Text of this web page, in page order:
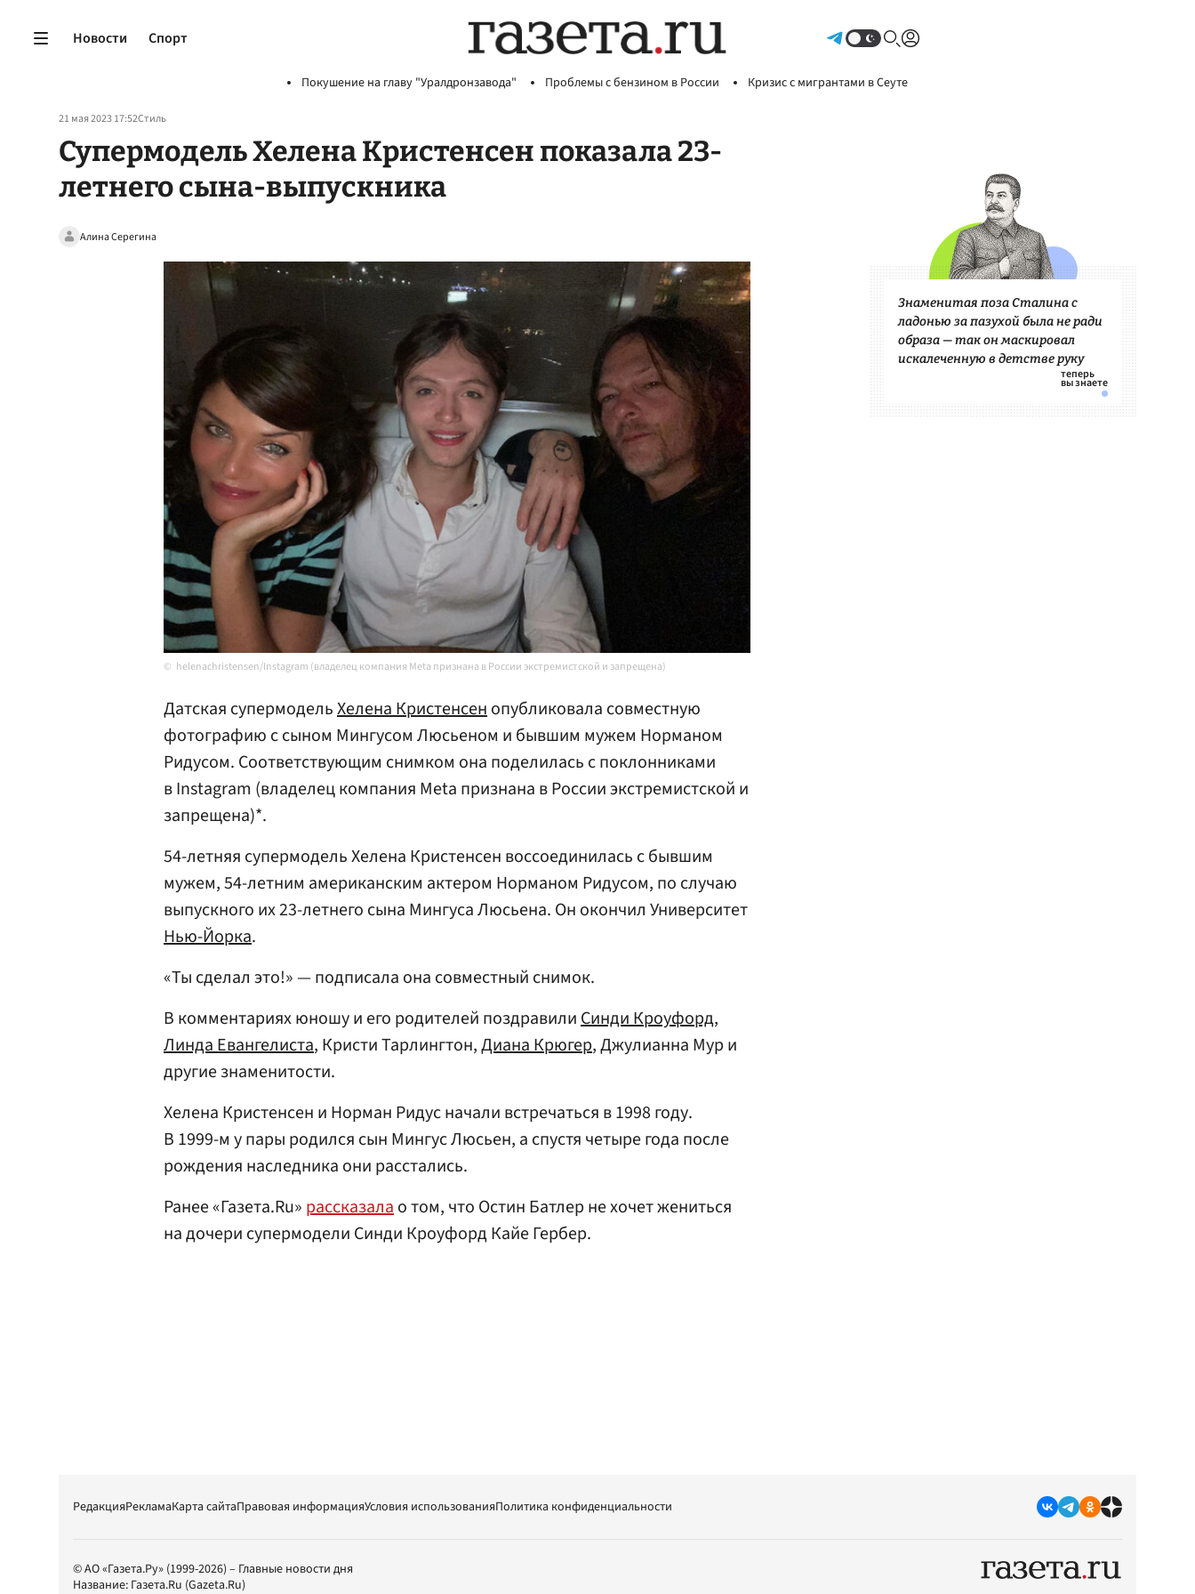
Новости Спорт
Покушение на главу "Уралдронзавода" Проблемы с бензином в России Кризис с мигрантами в Сеуте
21 мая 2023 17:52Стиль
Супермодель Хелена Кристенсен показала 23-
летнего сына-выпускника
Алина Серегина
helenachristensen/Instagram (владелец компания Meta признана в России экстремистской и запрещена)
Датская супермодельХелена Кристенсенопубликовала совместную
фотографию с сыном Мингусом Люсьеном и бывшим мужем Норманом
Ридусом. Соответствующим снимком она поделилась с поклонниками
в Instagram (владелец компания Meta признана в России экстремистской и
запрещена)*.
54-летняя супермодель Хелена Кристенсен воссоединилась с бывшим
мужем, 54-летним американским актером Норманом Ридусом, по случаю
выпускного их 23-летнего сына Мингуса Люсьена. Он окончил Университет
Нью-Йорка.
«Ты сделал это!» — подписала она совместный снимок.
В комментариях юношу и его родителей поздравилиСинди Кроуфорд,
Линда Евангелиста, Кристи Тарлингтон,Диана Крюгер, Джулианна Мур и
другие знаменитости.
Хелена Кристенсен и Норман Ридус начали встречаться в 1998 году.
В 1999-м у пары родился сын Мингус Люсьен, а спустя четыре года после
рождения наследника они расстались.
Ранее «Газета.Ru» рассказалао том, что Остин Батлер не хочет жениться
на дочери супермодели Синди Кроуфорд Кайе Гербер.
Знаменитая поза Сталина с
ладонью за пазухой была не ради
образа — так он маскировал
искалеченную в детстве руку
РедакцияРекламаКарта сайтаПравовая информацияУсловия использованияПолитика конфиденциальности
© АО «Газета.Ру» (1999-2026) – Главные новости дня
Название: Газета.Ru (Gazeta.Ru)